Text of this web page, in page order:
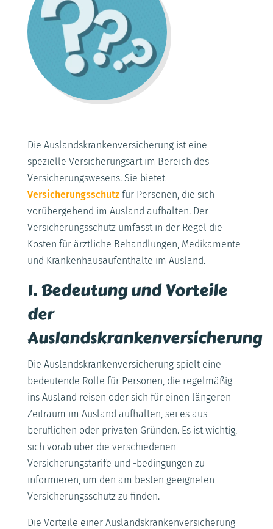
Die Auslandskrankenversicherung ist eine
spezielle Versicherungsart im Bereich des
Versicherungswesens. Sie bietet
Versicherungsschutzfür Personen, die sich
vorübergehend im Ausland aufhalten. Der
Versicherungsschutz umfasst in der Regel die
Kosten für ärztliche Behandlungen, Medikamente
und Krankenhausaufenthalte im Ausland.
1. Bedeutung und Vorteile
der
Auslandskrankenversicherung
Die Auslandskrankenversicherung spielt eine
bedeutende Rolle für Personen, die regelmäßig
ins Ausland reisen oder sich für einen längeren
Zeitraum im Ausland aufhalten, sei es aus
beruflichen oder privaten Gründen. Es ist wichtig,
sich vorab über die verschiedenen
Versicherungstarife und -bedingungen zu
informieren, um den am besten geeigneten
Versicherungsschutz zu finden.
Die Vorteile einer Auslandskrankenversicherung